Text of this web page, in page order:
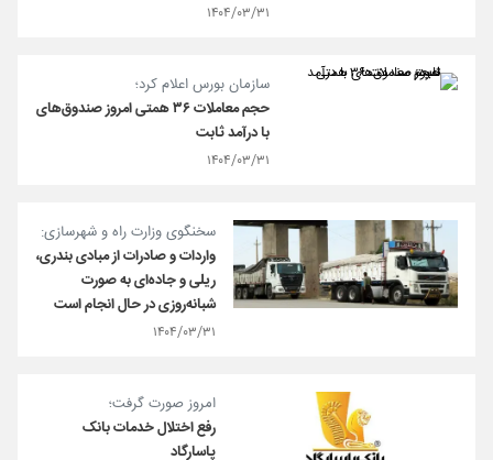
۱۴۰۴/۰۳/۳۱
سازمان بورس اعلام کرد؛
حجم معاملات ۳۶ همتی امروز صندوق‌های
با درآمد ثابت
۱۴۰۴/۰۳/۳۱
سخنگوی وزارت راه و شهرسازی:
واردات و صادرات از مبادی بندری،
ریلی و جاده‌ای به صورت
شبانه‌روزی در حال انجام است
۱۴۰۴/۰۳/۳۱
امروز صورت گرفت؛
رفع اختلال خدمات بانک
پاسارگاد